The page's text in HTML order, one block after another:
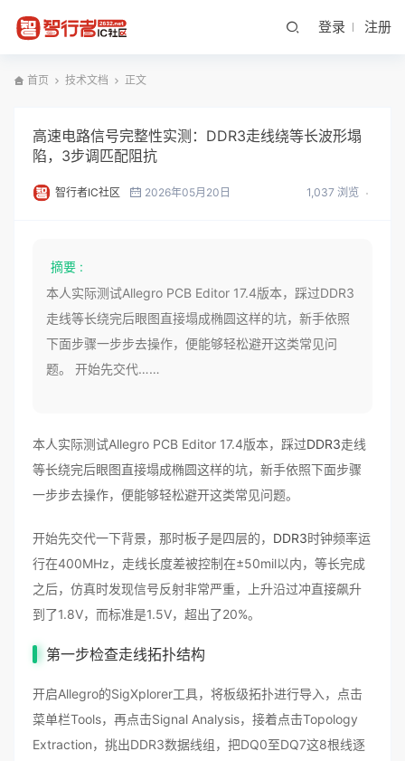
登录 注册
首页 技术文档 正文
高速电路信号完整性实测：DDR3走线绕等长波形塌
陷，3步调匹配阻抗
智行者IC社区 2026年05月20日 1,037 浏览
摘要 :
本人实际测试Allegro PCB Editor 17.4版本，踩过DDR3
走线等长绕完后眼图直接塌成椭圆这样的坑，新手依照
下面步骤一步步去操作，便能够轻松避开这类常见问
题。 开始先交代……
本人实际测试Allegro PCB Editor 17.4版本，踩过DDR3走线
等长绕完后眼图直接塌成椭圆这样的坑，新手依照下面步骤
一步步去操作，便能够轻松避开这类常见问题。
开始先交代一下背景，那时板子是四层的， DDR3时钟频率运
行在400MHz，走线长度差被控制在±50mil以内，等长完成
之后，仿真时发现信号反射非常严重，上升沿过冲直接飙升
到了1.8V，而标准是1.5V，超出了20%。
第一步检查走线拓扑结构
开启Allegro的SigXplorer工具，将板级拓扑进行导入，点击
菜单栏Tools，再点击Signal Analysis，接着点击Topology
Extraction，挑出DDR3数据线组，把DQ0至DQ7这8根线逐